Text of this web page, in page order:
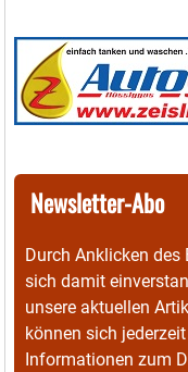
Newsletter-Abo
Durch Anklicken des
sich damit
unsere aktuellen
können sich
Informationen zum